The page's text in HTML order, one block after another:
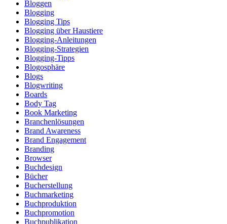
Bloggen
Blogging
Blogging Tips
Blogging über Haustiere
Blogging-Anleitungen
Blogging-Strategien
Blogging-Tipps
Blogosphäre
Blogs
Blogwriting
Boards
Body Tag
Book Marketing
Branchenlösungen
Brand Awareness
Brand Engagement
Branding
Browser
Buchdesign
Bücher
Bucherstellung
Buchmarketing
Buchproduktion
Buchpromotion
Buchpublikation